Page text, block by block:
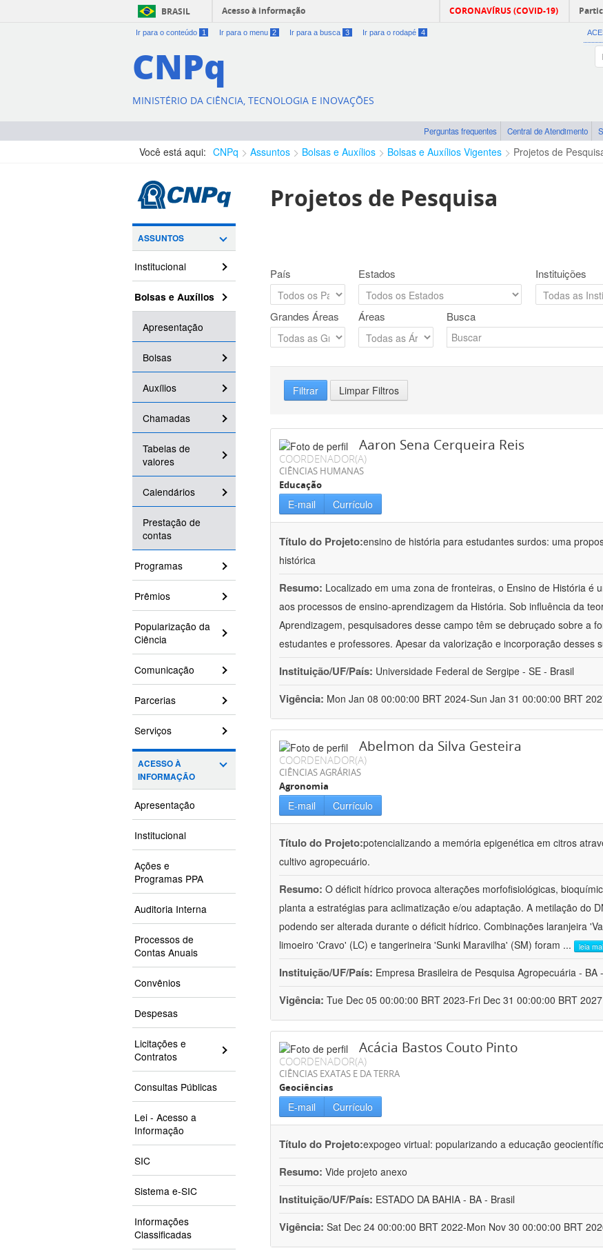
BRASIL Acesso à informação CORONAVÍRUS (COVID-19)
Ir para o conteúdo 1 Ir para o menu 2 Ir para a busca 3 Ir para o rodapé 4
CNPq
MINISTÉRIO DA CIÊNCIA, TECNOLOGIA E INOVAÇÕES
Perguntas frequentes Central de Atendimento
Você está aqui: CNPq Assuntos Bolsas e Auxílios Bolsas e Auxílios Vigentes Projetos de
ASSUNTOS
Institucional
Bolsas e Auxílios
Apresentação
Bolsas
Auxílios
Chamadas
Tabelas de
valores
Calendários
Prestação de
contas
Programas
Prêmios
Popularização da
Ciência
Comunicação
Parcerias
Serviços
ACESSO À
INFORMAÇÃO
Apresentação
Institucional
Ações e
Programas PPA
Auditoria Interna
Processos de
Contas Anuais
Convênios
Despesas
Licitações e
Contratos
Consultas Públicas
Lei - Acesso a
Informação
SIC
Sistema e-SIC
Informações
Classificadas
Projetos de Pesquisa
País Estados Instituições
Grandes Áreas Áreas Busca
Filtrar Limpar Filtros
Aaron Sena Cerqueira Reis
COORDENADOR(A)
CIÊNCIAS HUMANAS
Educação
E-mail Currículo
Título do Projeto:ensino de história para estudantes surdos: uma
histórica
Resumo: Localizado em uma zona de fronteiras, o Ensino de História é
aos processos de ensino-aprendizagem da História. Sob influência da
Aprendizagem, pesquisadores desse campo têm se debruçado sobre a
estudantes e professores. Apesar da valorização e incorporação desses
Instituição/UF/País: Universidade Federal de Sergipe - SE - Brasil
Vigência: Mon Jan 08 00:00:00 BRT 2024-Sun Jan 31 00:00:00 BRT
Abelmon da Silva Gesteira
COORDENADOR(A)
CIÊNCIAS AGRÁRIAS
Agronomia
E-mail Currículo
Título do Projeto:potencializando a memória epigenética em citros
cultivo agropecuário.
Resumo: O déficit hídrico provoca alterações morfofisiológicas,
planta a estratégias para aclimatização e/ou adaptação. A metilação do
podendo ser alterada durante o déficit hídrico. Combinações laranjeira
limoeiro 'Cravo' (LC) e tangerineira 'Sunki Maravilha' (SM) foram ... leia
Instituição/UF/País: Empresa Brasileira de Pesquisa Agropecuária - BA
Vigência: Tue Dec 05 00:00:00 BRT 2023-Fri Dec 31 00:00:00 BRT 2027
Acácia Bastos Couto Pinto
COORDENADOR(A)
CIÊNCIAS EXATAS E DA TERRA
Geociências
E-mail Currículo
Título do Projeto:expogeo virtual: popularizando a educação
Resumo: Vide projeto anexo
Instituição/UF/País: ESTADO DA BAHIA - BA - Brasil
Vigência: Sat Dec 24 00:00:00 BRT 2022-Mon Nov 30 00:00:00 BRT